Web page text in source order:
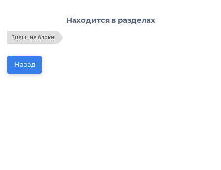
Находится в разделах
Внешние блоки
Назад